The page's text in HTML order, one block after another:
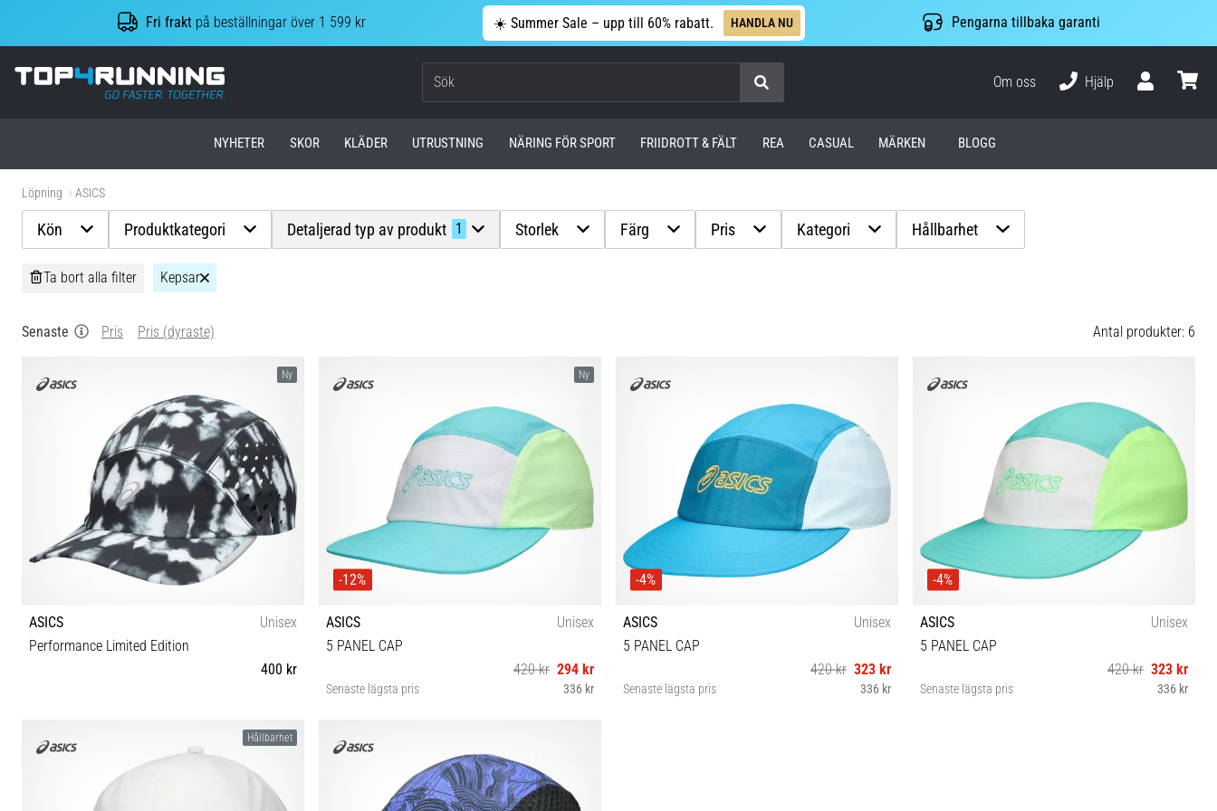
Fri frakt på beställningar över 1 599 kr ☀️ Summer Sale – upp till 60% rabatt. HANDLA NU Pengarna tillbaka garanti
Top4Running.se
Om oss
Hjälp
NYHETER SKOR KLÄDER UTRUSTNING NÄRING FÖR SPORT FRIIDROTT & FÄLT REA CASUAL MÄRKEN BLOGG
Löpning ASICS
Kön Produktkategori Detaljerad typ av produkt 1 Storlek Färg Pris Kategori Hållbarhet
Ta bort alla filter Kepsar
Senaste Pris Pris (dyraste) Antal produkter: 6
Ny
ASICS
Unisex
Performance Limited Edition
400 kr
Ny
-12%
ASICS
Unisex
5 PANEL CAP
420 kr 294 kr
Senaste lägsta pris 336 kr
-4%
ASICS
Unisex
5 PANEL CAP
420 kr 323 kr
Senaste lägsta pris 336 kr
-4%
ASICS
Unisex
5 PANEL CAP
420 kr 323 kr
Senaste lägsta pris 336 kr
Hållbarhet